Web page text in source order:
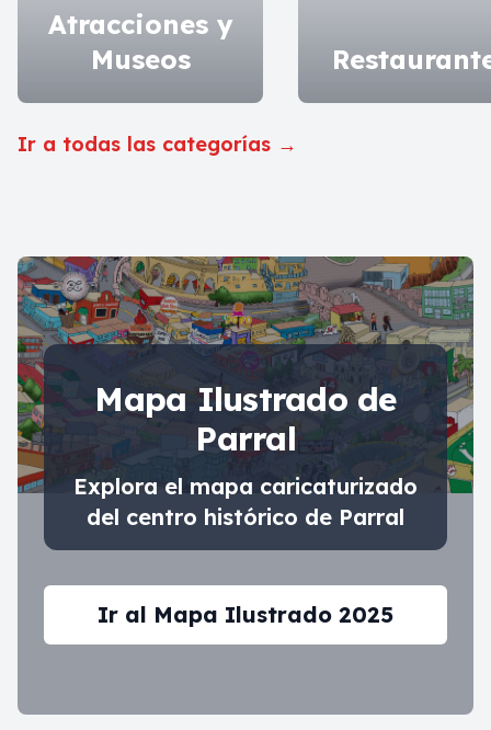
Atracciones y
Museos
Ir a todas las categorías →
Mapa Ilustrado de
Parral
Explora el mapa caricaturizado
del centro histórico de Parral
Ir al Mapa Ilustrado 2025